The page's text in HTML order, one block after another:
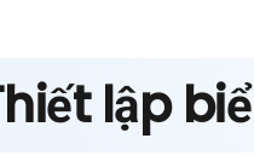
lập